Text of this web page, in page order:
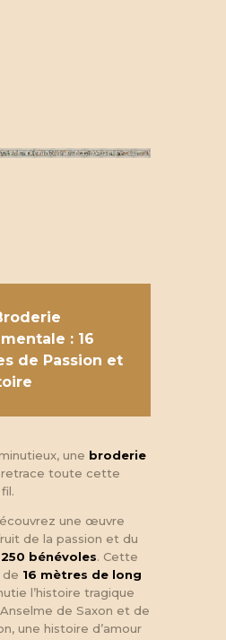
: 16
de Passion et
une broderie
retrace toute cette
une œuvre
de la passion et du
250 bénévoles. Cette
de 16 mètres de long
l’histoire tragique
de Saxon et de
une histoire d’amour